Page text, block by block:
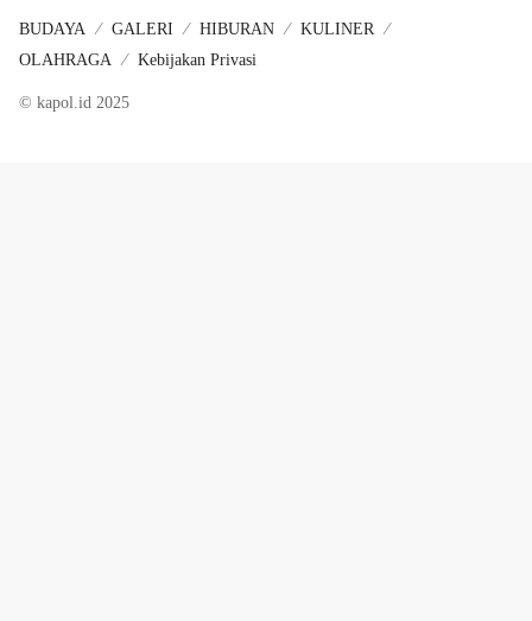
BUDAYA GALERI HIBURAN
KULINER
OLAHRAGA
Kebijakan Privasi
© kapol.id 2025